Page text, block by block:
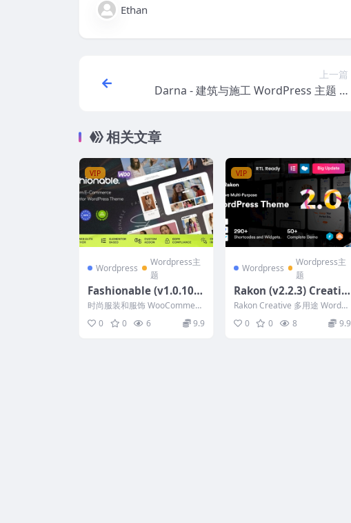
Ethan
上一篇
Darna - 建筑与施工 WordPress 主题 1.
相关文章
VIP
Wordpress
Wordpress主
题
Fashionable (v1.0.10)
Clothing & Apparel W
ooCommerce Theme
时尚服装和服饰 WooCommerc
e 主题 是适用于服装店、时尚精
品店、服装店...
0 0 6 9.9
VIP
Wordpress
Wordpress主
题
Rakon (v2.2.3) Creativ
e Multi-Purpose Word
Press Theme
Rakon Creative 多用途 WordPr
ess 主题基于 Elemen...
0 0 8 9.9